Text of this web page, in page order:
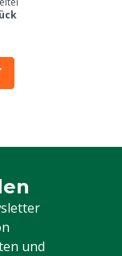
und
Newsletter